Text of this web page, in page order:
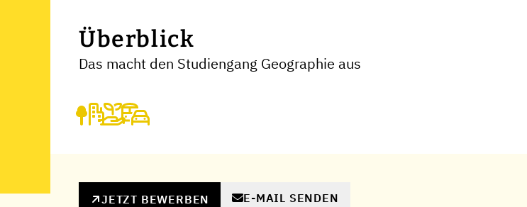
Überblick
Das macht den Studiengang Geographie aus
JETZT BEWERBEN E-MAIL SENDEN